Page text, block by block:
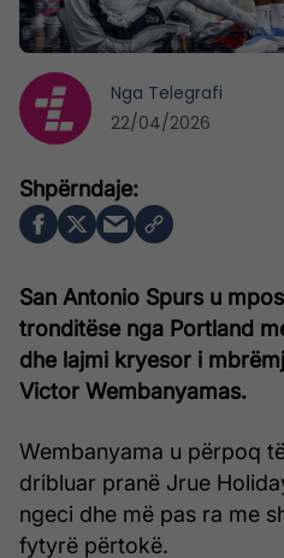
San Antonio Spurs u
tronditëse nga Portland
dhe lajmi kryesor i
Victor Wembanyamas.
Wembanyama u përpoq
dribluar pranë Jrue
ngeci dhe më pas ra me
fytyrë përtokë.
Nga Telegrafi
22/04/2026